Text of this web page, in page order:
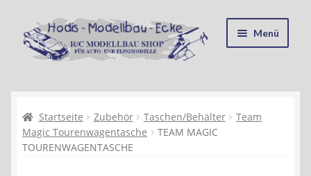
Zur
Navigation
springen
Zum
Inhalt
springen
Menü
Kasse
Mein Konto
Startseite Zubehör Taschen/Behälter
Team
Magic Tourenwagentasche
TEAM MAGIC
TOURENWAGENTASCHE